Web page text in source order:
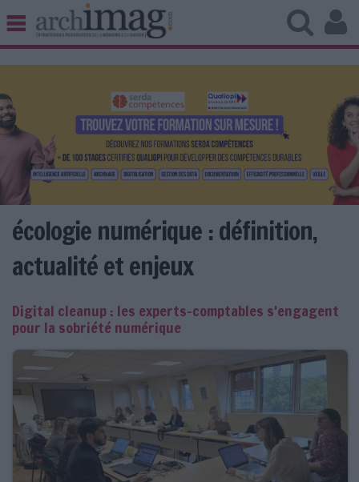
BIBLIOTHÈQUE ÉDITION
UNIVERS DATA
TRAVAIL COLLABORATIF
VIE NUMÉRIQUE
NUMÉRIQUE RESPONSABLE
LES NEWSLETTERS
LES GUIDES PRATIQUES
LES BASES DE DONNÉES
L'AGENDA
L'ANNUAIRE DES ACTEURS
LES LIVRES BLANCS
écologie numérique : définition,
actualité et enjeux
Digital cleanup : les experts-comptables s'engagent
pour la sobriété numérique